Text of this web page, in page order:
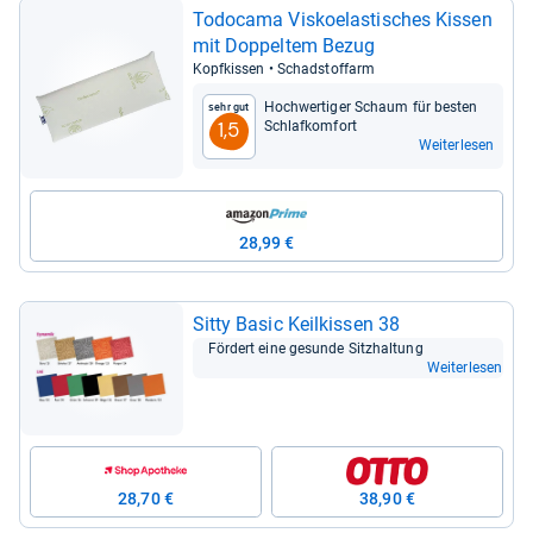
Todo­cama Vis­ko­elas­ti­sches Kis­sen
mit Dop­pel­tem Bezug
Kopf­kis­sen • Schad­stoff­arm
Sehr gut
1,5
Hoch­wer­ti­ger Schaum für bes­ten
Schlaf­kom­fort
Weiterlesen
28,99 €
Sitty Basic Keil­kis­sen 38
För­dert eine gesunde Sitz­hal­tung
Weiterlesen
28,70 € 38,90 €